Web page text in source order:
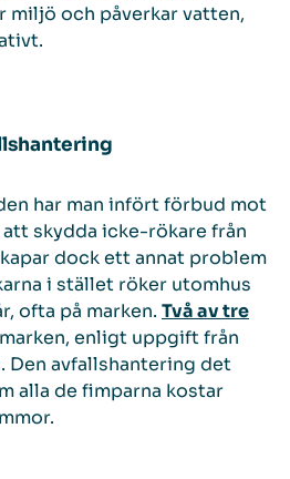
miljö och påverkar vatten,
har man infört förbud mot
skydda icke-rökare från
dock ett annat problem
i stället röker utomhus
ofta på marken. Två av tre
enligt uppgift från
Den avfallshantering det
alla de fimparna kostar